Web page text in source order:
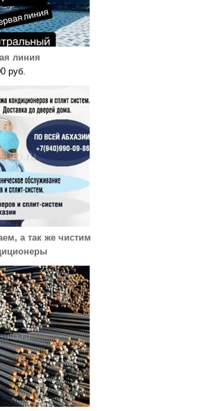
линия
руб.
а так же чистим